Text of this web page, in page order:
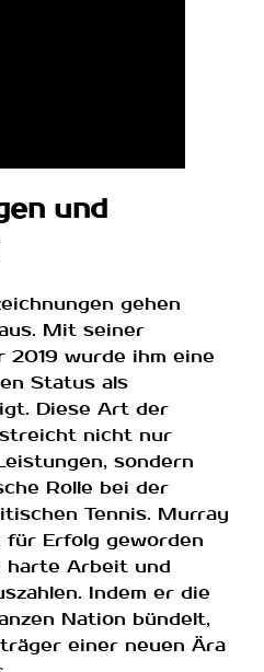
und
gehen
Mit seiner
wurde ihm eine
Status als
Diese Art der
nicht nur
sondern
Rolle bei der
Tennis. Murray
für Erfolg geworden
harte Arbeit und
Indem er die
Nation bündelt,
einer neuen Ära